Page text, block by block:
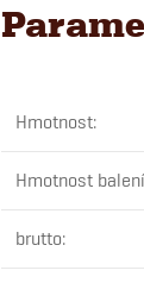
Hmotnost:
Hmotnost balení
brutto: